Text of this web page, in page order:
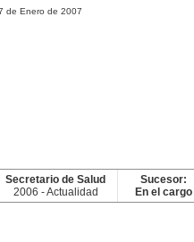
de Enero de 2007
Secretario de Salud
2006 - Actualidad
Sucesor:
En el cargo